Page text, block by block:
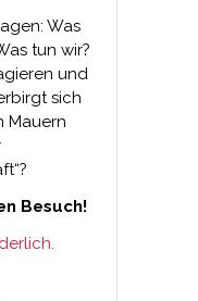
Was
tun wir?
und
sich
Mauern
Besuch!